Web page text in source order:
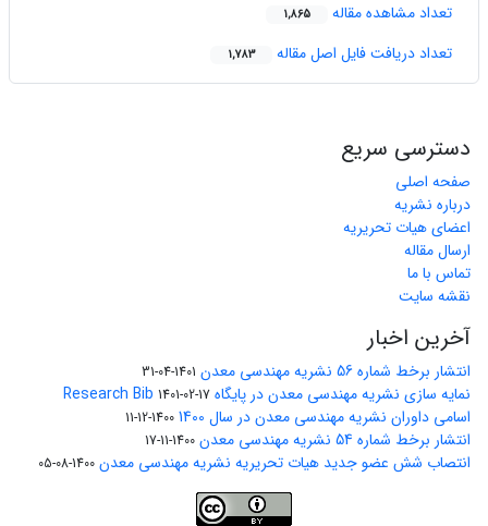
تعداد مشاهده مقاله 1,865
تعداد دریافت فایل اصل مقاله 1,783
دسترسی سریع
صفحه اصلی
درباره نشریه
اعضای هیات تحریریه
ارسال مقاله
تماس با ما
نقشه سایت
آخرین اخبار
انتشار برخط شماره 56 نشریه مهندسی معدن 1401-04-31
نمایه سازی نشریه مهندسی معدن در پایگاه Research Bib 1401-02-17
اسامی داوران نشریه مهندسی معدن در سال 1400 1400-12-11
انتشار برخط شماره 54 نشریه مهندسی معدن 1400-11-17
انتصاب شش عضو جدید هیات تحریریه نشریه مهندسی معدن 1400-08-05